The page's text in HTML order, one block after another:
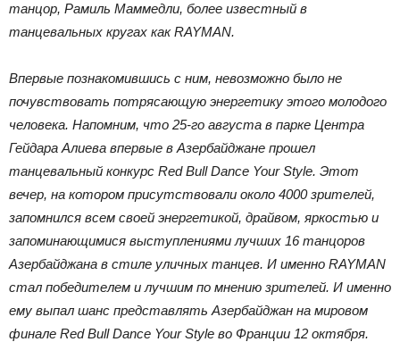
танцор, Рамиль Маммедли, более известный в
танцевальных кругах как RAYMAN.
Впервые познакомившись с ним, невозможно было не
почувствовать потрясающую энергетику этого молодого
человека. Напомним, что 25-го августа в парке Центра
Гейдара Алиева впервые в Азербайджане прошел
танцевальный конкурс RedBullDance YourStyle. Этот
вечер, на котором присутствовали около 4000 зрителей,
запомнился всем своей энергетикой, драйвом, яркостью и
запоминающимися выступлениями лучших 16 танцоров
Азербайджана в стиле уличных танцев. И именно RAYMAN
стал победителем и лучшим по мнению зрителей. И именно
ему выпал шанс представлять Азербайджан на мировом
финале RedBullDance YourStyle во Франции 12 октября.